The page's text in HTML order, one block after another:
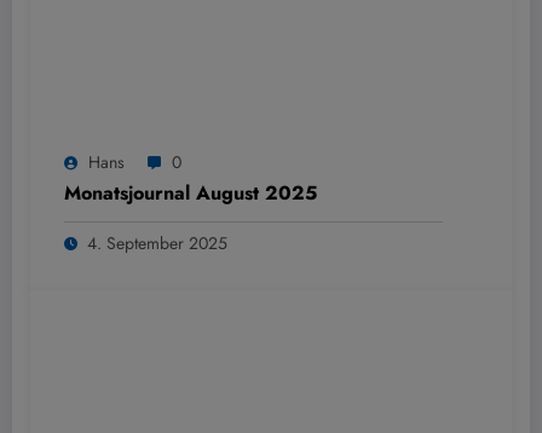
Hans 0
Monatsjournal August 2025
4. September 2025